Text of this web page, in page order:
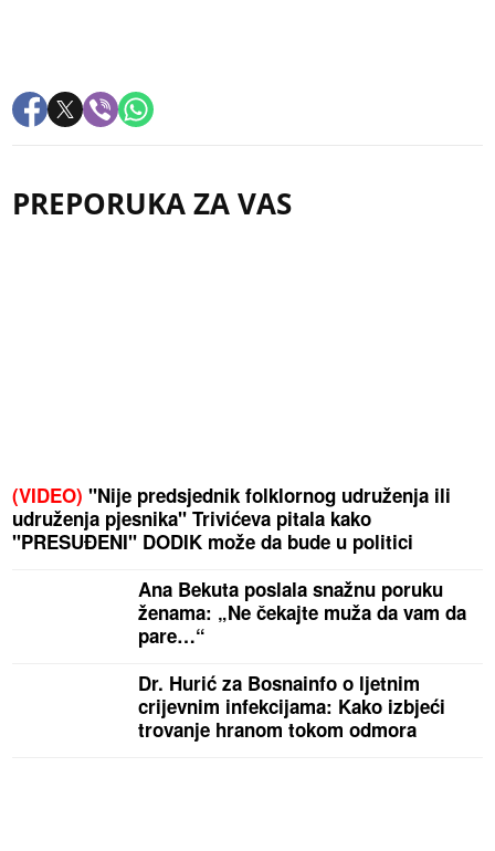
PREPORUKA ZA VAS
(VIDEO) "Nije predsjednik folklornog udruženja ili
udruženja pjesnika" Trivićeva pitala kako
"PRESUĐENI" DODIK može da bude u politici
Ana Bekuta poslala snažnu poruku
ženama: „Ne čekajte muža da vam da
pare…“
Dr. Hurić za Bosnainfo o ljetnim
crijevnim infekcijama: Kako izbjeći
trovanje hranom tokom odmora